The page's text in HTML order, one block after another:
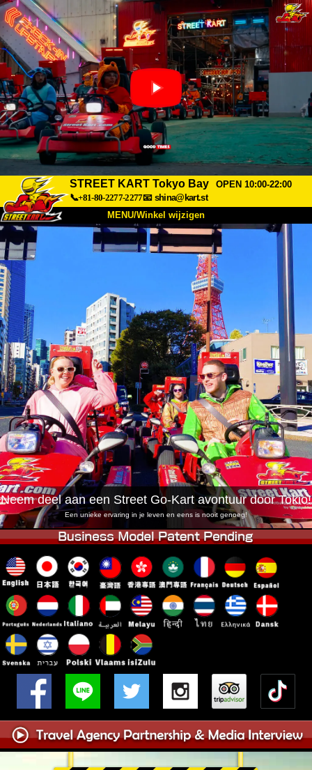
STREET KART Tokyo Bay
OPEN 10:00-22:00
📞+81-80-2277-2277📧 shina@kart.st
MENU/Winkel wijzigen
TOP
Boekingen
Winkel wijzigen
Tokyo Shinagawa Tokyo Akihabara#1
Tokyo Akihabara#2 Tokyo Shibuya
Tokyo Shibuya Annex Tokyo Bay
Tokyo Asakusa Osaka
Okinawa
Neem deel aan een Street Go-Kart avontuur door Tokio!
Een unieke ervaring in je leven en eens is nooit genoeg!